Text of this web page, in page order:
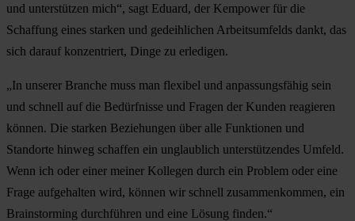
und unterstützen mich“, sagt Eduard, der Kempower für die
Schaffung eines starken und gedeihlichen Arbeitsumfelds dankt, das
sich darauf konzentriert, Dinge zu erledigen.
„In unserer Branche muss man flexibel und anpassungsfähig sein
und schnell auf die Bedürfnisse und Fragen der Kunden reagieren
können. Die starken Beziehungen über alle Funktionen und
Standorte hinweg schaffen ein unglaublich unterstützendes Umfeld.
Wenn ich oder einer meiner Kollegen durch ein Problem oder eine
Frage aufgehalten wird, können wir schnell zusammenkommen, ein
Brainstorming durchführen und eine Lösung finden.“